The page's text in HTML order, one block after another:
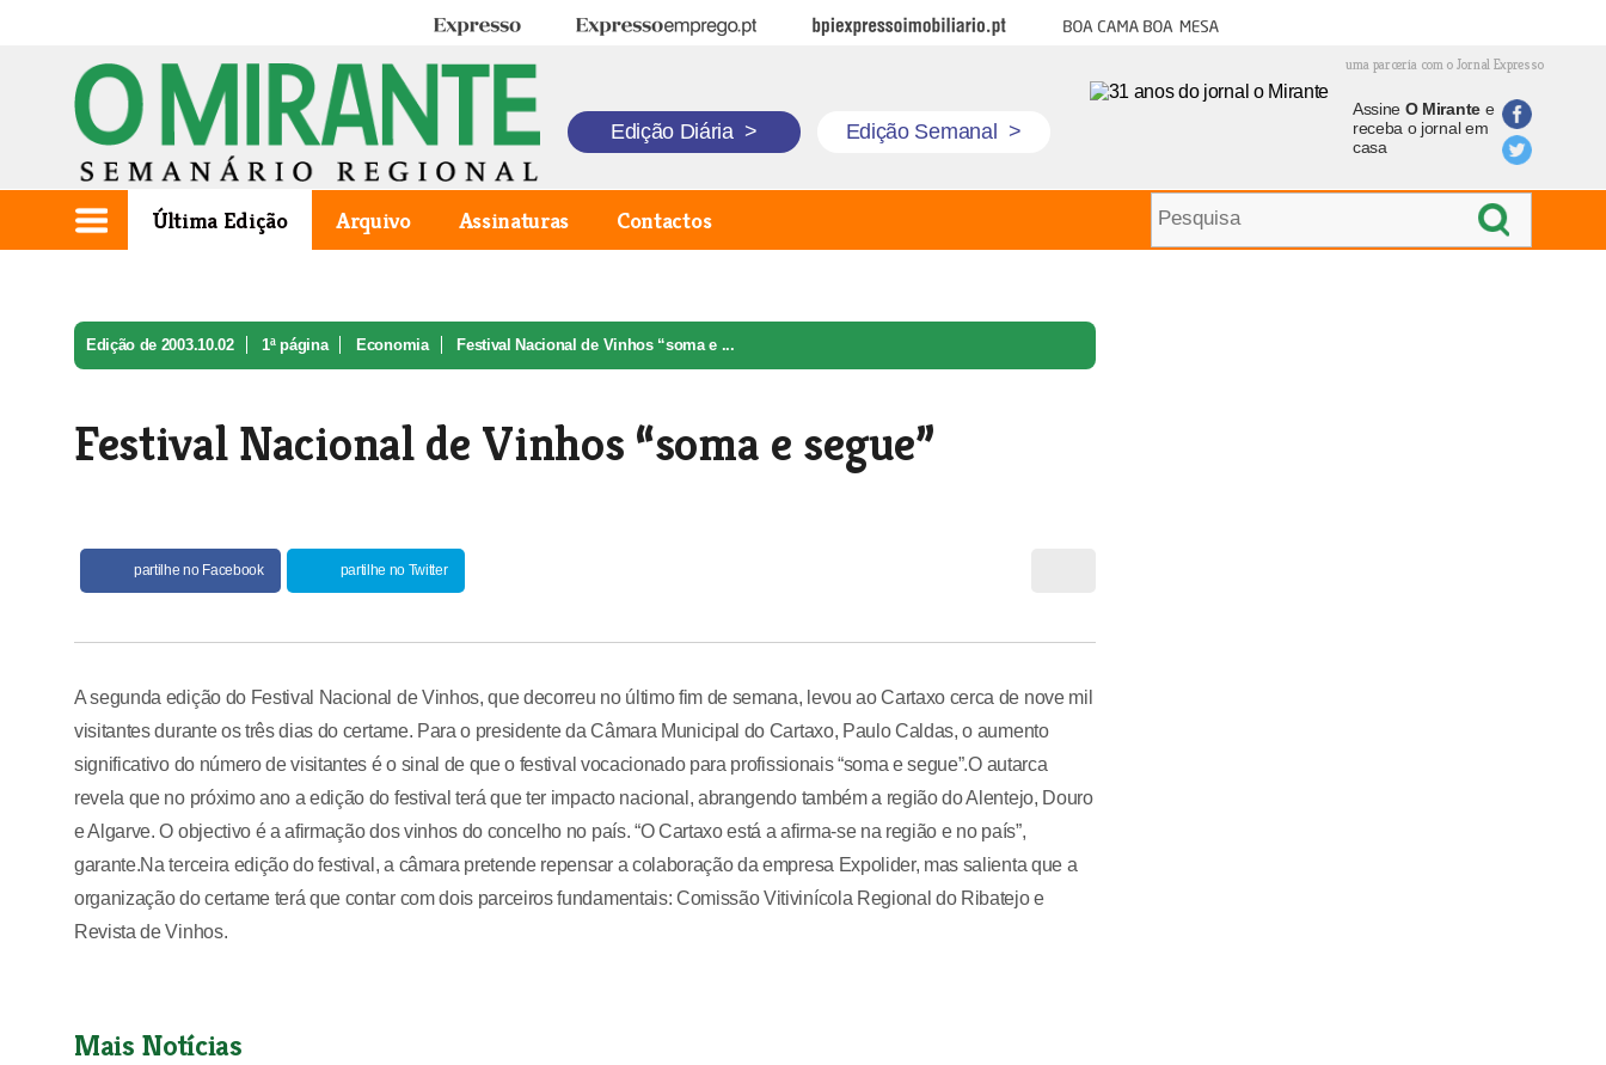
Expresso Expresso Emprego BPI Expresso Imobiliário Boa cama boa mesa
uma parceria com o Jornal Expresso
Edição Diária > Edição Semanal >
Assine O Mirantee
receba o jornal em
casa
Última Edição Arquivo Assinaturas Contactos
Edição de 2003.10.02 1ª página Economia Festival Nacional de Vinhos “soma e ...
Festival Nacional de Vinhos “soma e segue”
partilhe no Facebook partilhe no Twitter
A segunda edição do Festival Nacional de Vinhos, que decorreu no último fim de semana, levou ao Cartaxo cerca de nove mil
visitantes durante os três dias do certame. Para o presidente da Câmara Municipal do Cartaxo, Paulo Caldas, o aumento
significativo do número de visitantes é o sinal de que o festival vocacionado para profissionais “soma e segue”.O autarca
revela que no próximo ano a edição do festival terá que ter impacto nacional, abrangendo também a região do Alentejo, Douro
e Algarve. O objectivo é a afirmação dos vinhos do concelho no país. “O Cartaxo está a afirma-se na região e no país”,
garante.Na terceira edição do festival, a câmara pretende repensar a colaboração da empresa Expolider, mas salienta que a
organização do certame terá que contar com dois parceiros fundamentais: Comissão Vitivinícola Regional do Ribatejo e
Revista de Vinhos.
Mais Notícias